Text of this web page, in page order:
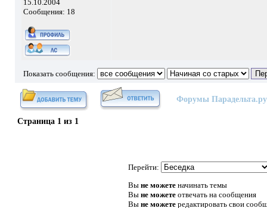
15.10.2004
Сообщения: 18
Показать сообщения:
Форумы Парадельта.ру
Страница 1из 1
Перейти:
Вы не можетеначинать темы
Вы не можетеотвечать на сообщения
Вы не можетередактировать свои